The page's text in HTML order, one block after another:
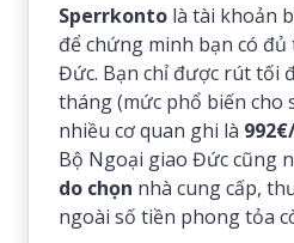
Sperrkonto là tài khoản
để chứng minh bạn có
Đức. Bạn chỉ được rút tối
tháng (mức phổ biến cho
nhiều cơ quan ghi là
Bộ Ngoại giao Đức cũng
do chọn nhà cung cấp,
ngoài số tiền phong tỏa